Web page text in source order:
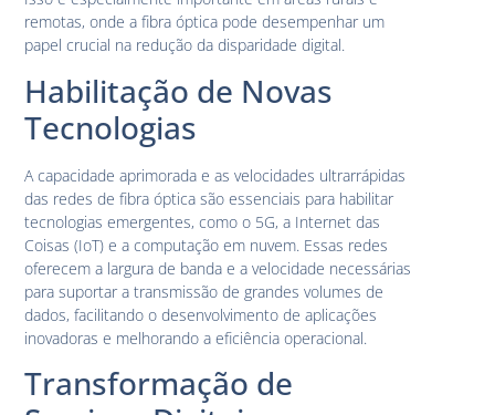
remotas, onde a fibra óptica pode desempenhar um
papel crucial na redução da disparidade digital.
Habilitação de Novas
Tecnologias
A capacidade aprimorada e as velocidades ultrarrápidas
das redes de fibra óptica são essenciais para habilitar
tecnologias emergentes, como o 5G, a Internet das
Coisas (IoT) e a computação em nuvem. Essas redes
oferecem a largura de banda e a velocidade necessárias
para suportar a transmissão de grandes volumes de
dados, facilitando o desenvolvimento de aplicações
inovadoras e melhorando a eficiência operacional.
Transformação de